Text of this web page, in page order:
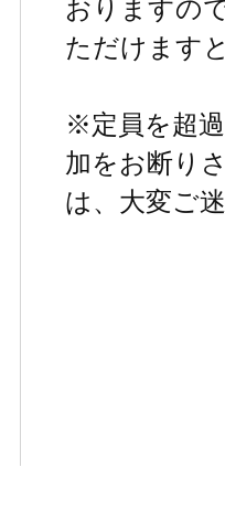
おりますの
ただけます
※定員を超
加をお断り
は、大変ご